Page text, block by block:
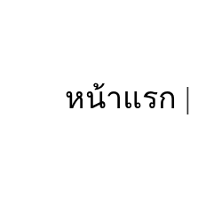
หน้าแรก |